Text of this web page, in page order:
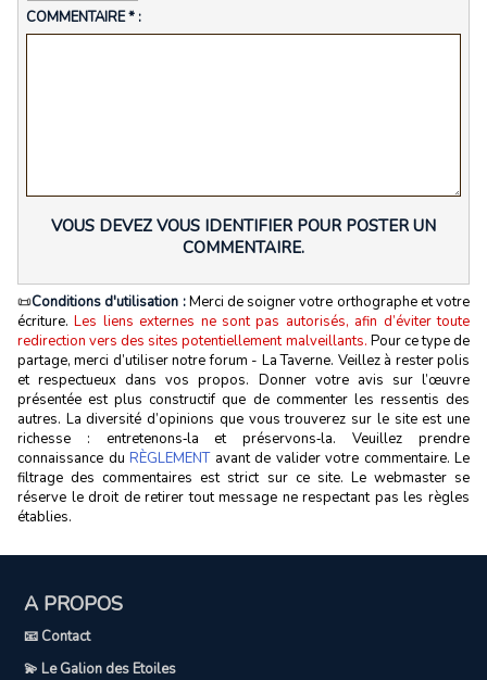
COMMENTAIRE * :
VOUS DEVEZ VOUS IDENTIFIER POUR POSTER UN
COMMENTAIRE.
📜Conditions d'utilisation :Merci de soigner votre orthographe et votre
écriture.Les liens externes ne sont pas autorisés, afin d’éviter toute
redirection vers des sites potentiellement malveillants. Pour ce type de
partage, merci d’utiliser notre forum - La Taverne. Veillez à rester polis
et respectueux dans vos propos. Donner votre avis sur l’œuvre
présentée est plus constructif que de commenter les ressentis des
autres. La diversité d’opinions que vous trouverez sur le site est une
richesse : entretenons‑la et préservons‑la. Veuillez prendre
connaissance du RÈGLEMENTavant de valider votre commentaire. Le
filtrage des commentaires est strict sur ce site. Le webmaster se
réserve le droit de retirer tout message ne respectant pas les règles
établies.
A PROPOS
📧 Contact
💫 Le Galion des Etoiles